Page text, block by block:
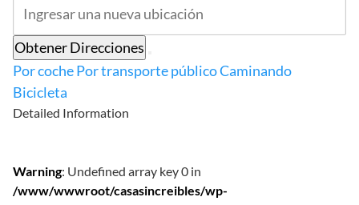
Obtener Direcciones
Por cochePor transporte públicoCaminando
Bicicleta
Detailed Information
Warning: Undefined array key 0 in
/www/wwwroot/casasincreibles/wp-